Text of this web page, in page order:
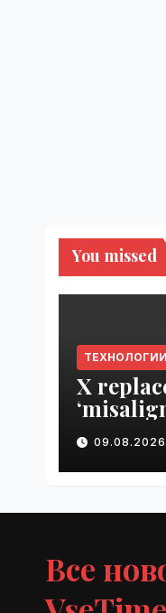
You missed
ТЕХНОЛОГИИ
X
sharing
with
Content
09.08.2026
Все